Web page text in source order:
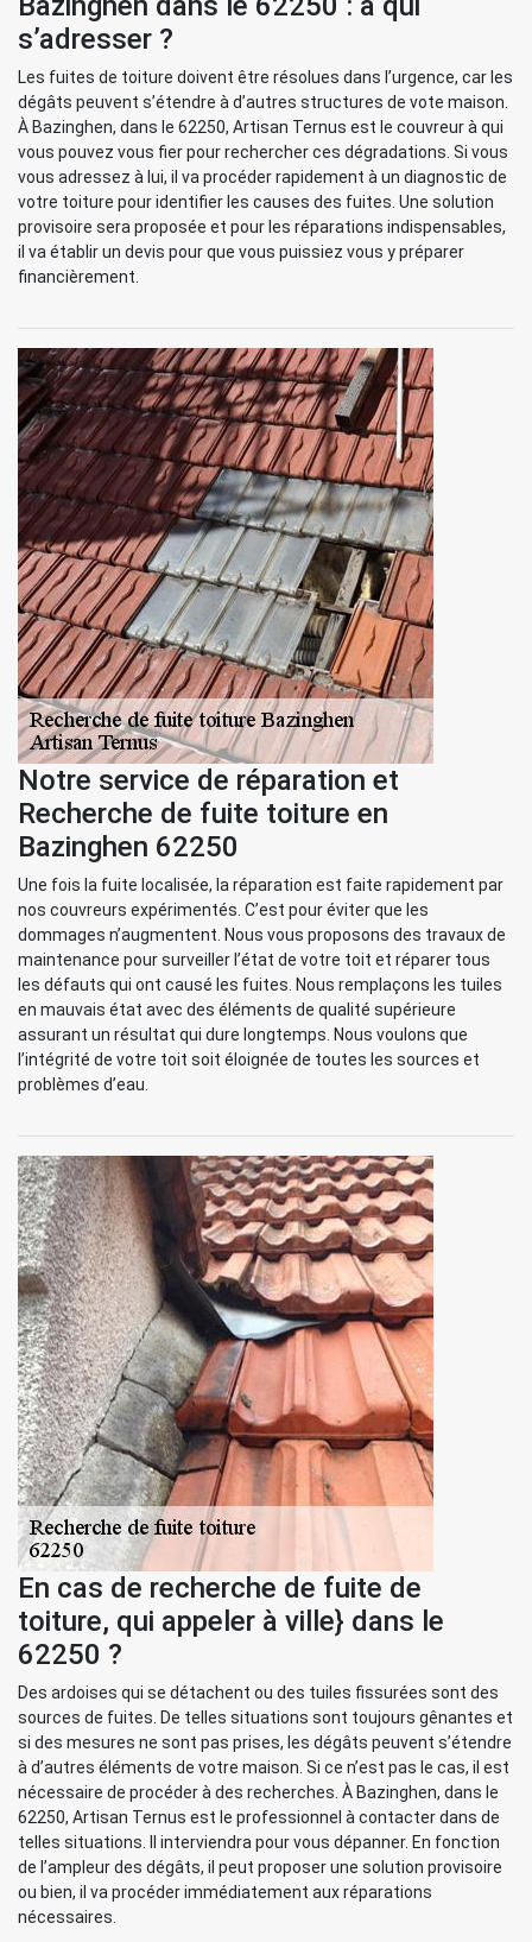
s’adresser ?
Les fuites de toiture doivent être résolues dans l’urgence, car les
dégâts peuvent s’étendre à d’autres structures de vote maison.
À Bazinghen, dans le 62250, Artisan Ternus est le couvreur à qui
vous pouvez vous fier pour rechercher ces dégradations. Si vous
vous adressez à lui, il va procéder rapidement à un diagnostic de
votre toiture pour identifier les causes des fuites. Une solution
provisoire sera proposée et pour les réparations indispensables,
il va établir un devis pour que vous puissiez vous y préparer
financièrement.
Notre service de réparation et
Recherche de fuite toiture en
Bazinghen 62250
Une fois la fuite localisée, la réparation est faite rapidement par
nos couvreurs expérimentés. C’est pour éviter que les
dommages n’augmentent. Nous vous proposons des travaux de
maintenance pour surveiller l’état de votre toit et réparer tous
les défauts qui ont causé les fuites. Nous remplaçons les tuiles
en mauvais état avec des éléments de qualité supérieure
assurant un résultat qui dure longtemps. Nous voulons que
l’intégrité de votre toit soit éloignée de toutes les sources et
problèmes d’eau.
En cas de recherche de fuite de
toiture, qui appeler à ville} dans le
62250 ?
Des ardoises qui se détachent ou des tuiles fissurées sont des
sources de fuites. De telles situations sont toujours gênantes et
si des mesures ne sont pas prises, les dégâts peuvent s’étendre
à d’autres éléments de votre maison. Si ce n’est pas le cas, il est
nécessaire de procéder à des recherches. À Bazinghen, dans le
62250, Artisan Ternus est le professionnel à contacter dans de
telles situations. Il interviendra pour vous dépanner. En fonction
de l’ampleur des dégâts, il peut proposer une solution provisoire
ou bien, il va procéder immédiatement aux réparations
nécessaires.